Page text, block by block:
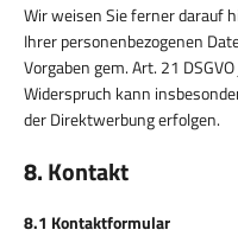
Wir weisen Sie ferner darauf
Ihrer personenbezogenen
Vorgaben gem. Art. 21
Widerspruch kann
der Direktwerbung erfolgen.
8. Kontakt
8.1 Kontaktformular